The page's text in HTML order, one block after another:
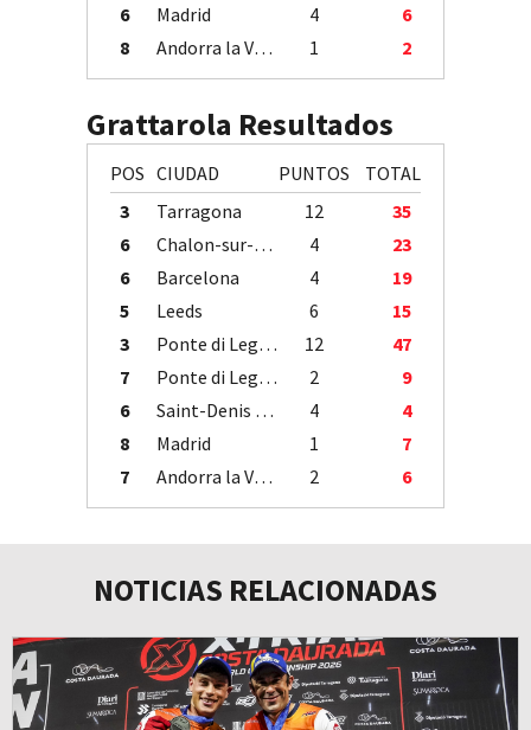
6
Madrid 4
6
8
Andorra la Vella 1 2
Grattarola Resultados
POS CIUDAD PUNTOS
TOTAL
3
Tarragona 12
35
6
Chalon-sur-Saône 4
23
6
Barcelona 4
19
5
Leeds 6
15
3
Ponte di Legno 12
47
7
Ponte di Legno 2
9
6
Saint-Denis / Île de la Réunion 4
4
8
Madrid 1
7
7
Andorra la Vella 2 6
NOTICIAS RELACIONADAS